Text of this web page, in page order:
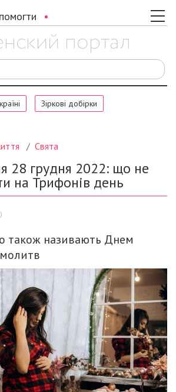
Зіркові добірки
Свята
28 грудня 2022: що не
на Трифонів день
також називають Днем